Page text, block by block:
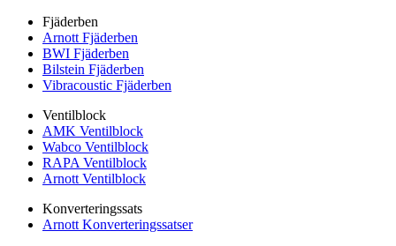
Fjäderben
Arnott Fjäderben
BWI Fjäderben
Bilstein Fjäderben
Vibracoustic Fjäderben
Ventilblock
AMK Ventilblock
Wabco Ventilblock
RAPA Ventilblock
Arnott Ventilblock
Konverteringssats
Arnott Konverteringssatser